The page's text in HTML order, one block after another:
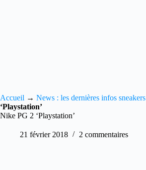
Accueil → News : les dernières infos sneakers
‘Playstation’
Nike PG 2 ‘Playstation’
21 février 2018 2 commentaires